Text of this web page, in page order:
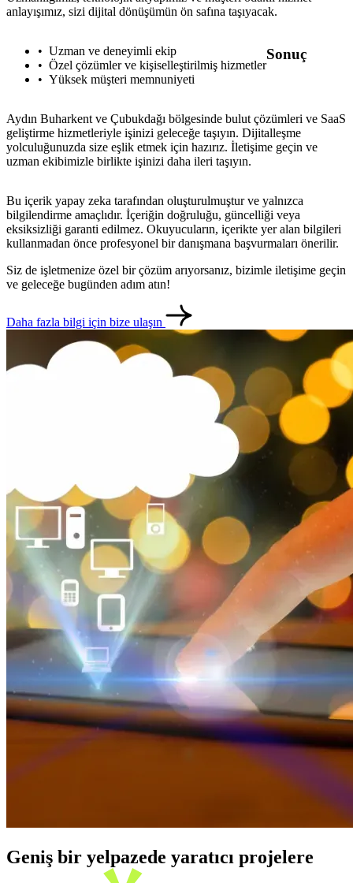
English
anlayışımız, sizi dijital dönüşümün ön safına taşıyacak.
Uzman ve deneyimli ekip
Özel çözümler ve kişiselleştirilmiş hizmetler
Yüksek müşteri memnuniyeti
Sonuç
Aydın Buharkent ve Çubukdağı bölgesinde bulut çözümleri ve SaaS
geliştirme hizmetleriyle işinizi geleceğe taşıyın. Dijitalleşme
yolculuğunuzda size eşlik etmek için hazırız. İletişime geçin ve
uzman ekibimizle birlikte işinizi daha ileri taşıyın.
Bu içerik yapay zeka tarafından oluşturulmuştur ve yalnızca
bilgilendirme amaçlıdır. İçeriğin doğruluğu, güncelliği veya
eksiksizliği garanti edilmez. Okuyucuların, içerikte yer alan bilgileri
kullanmadan önce profesyonel bir danışmana başvurmaları önerilir.
Siz de işletmenize özel bir çözüm arıyorsanız, bizimle iletişime geçin
ve geleceğe bugünden adım atın!
Daha fazla bilgi için bize ulaşın
Geniş bir yelpazede yaratıcı projelere